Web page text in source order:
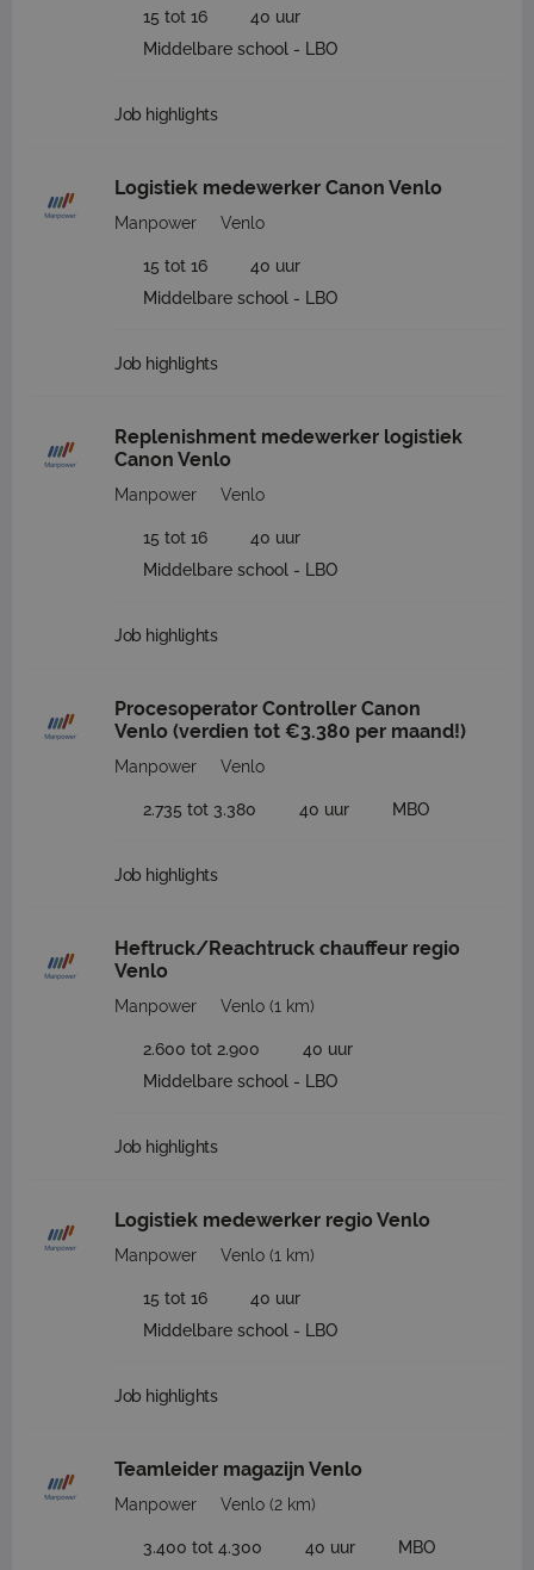
15 tot 16
40 uur
Middelbare school - LBO
Job highlights
Logistiek medewerker Canon Venlo
Manpower Venlo
15 tot 16
40 uur
Middelbare school - LBO
Job highlights
Replenishment medewerker logistiek
Canon Venlo
Manpower Venlo
15 tot 16
40 uur
Middelbare school - LBO
Job highlights
Procesoperator Controller Canon
Venlo (verdien tot €3.380 per maand!)
Manpower Venlo
2.735 tot 3.380 40 uur MBO
Job highlights
Heftruck/Reachtruck chauffeur regio
Venlo
Manpower Venlo (1 km)
2.600 tot 2.900
40 uur
Middelbare school - LBO
Job highlights
Logistiek medewerker regio Venlo
Manpower Venlo (1 km)
15 tot 16
40 uur
Middelbare school - LBO
Job highlights
Teamleider magazijn Venlo
Manpower Venlo (2 km)
3.400 tot 4.300 40 uur MBO